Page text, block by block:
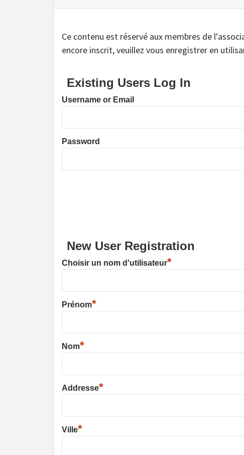
Ce contenu est réservé aux membres de
encore inscrit, veuillez vous enregistrer en
Existing Users Log In
Username or Email
Password
New User Registration
Choisir un nom d'utilisateur*
Prénom*
Nom*
Addresse*
Ville*